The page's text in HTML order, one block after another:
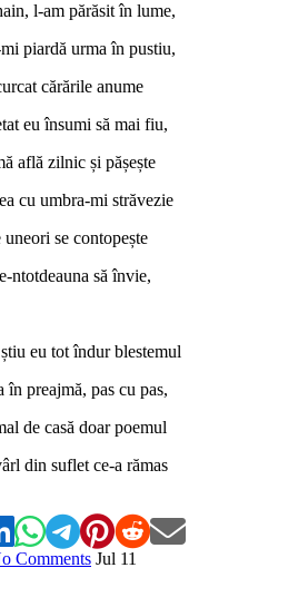
l-am părăsit în lume,
piardă urma în pustiu,
cărările anume
eu însumi să mai fiu,
află zilnic și pășește
cu umbra-mi străvezie
uneori se contopește
ntotdeauna să învie,
eu tot îndur blestemul
în preajmă, pas cu pas,
de casă doar poemul
din suflet ce-a rămas
Comments Jul 11